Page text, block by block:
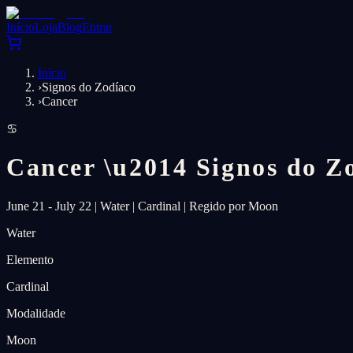
InícioLojaBlogEntrar
Início
›Signos do Zodíaco
›Cancer
♋
Cancer \u2014 Signos do
June 21 - July 22 | Water| Cardinal | Regido por Moon
Water
Elemento
Cardinal
Modalidade
Moon